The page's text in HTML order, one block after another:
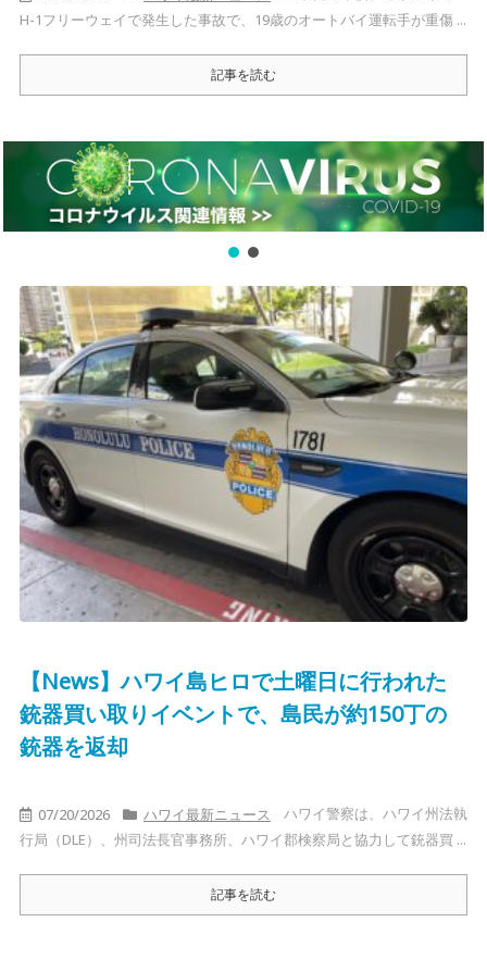
H-1フリーウェイで発生した事故で、19歳のオートバイ運転手が重傷 ...
記事を読む
【News】ハワイ島ヒロで土曜日に行われた
銃器買い取りイベントで、島民が約150丁の
銃器を返却
07/20/2026 ハワイ最新ニュース
ハワイ警察は、ハワイ州法執
行局（DLE）、州司法長官事務所、ハワイ郡検察局と協力して銃器買 ...
記事を読む